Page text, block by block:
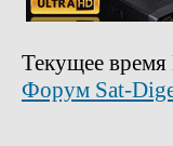
Текущее
Форум Sat-